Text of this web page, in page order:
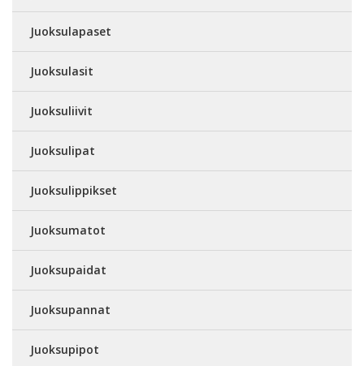
Juoksulapaset
Juoksulasit
Juoksuliivit
Juoksulipat
Juoksulippikset
Juoksumatot
Juoksupaidat
Juoksupannat
Juoksupipot